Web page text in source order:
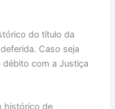
do título da
Caso seja
débito com a Justiça
histórico de